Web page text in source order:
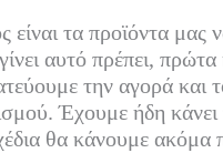
είναι τα προϊόντα μας
αυτό πρέπει,
την αγορά και
Έχουμε ήδη
θα κάνουμε ακόμα